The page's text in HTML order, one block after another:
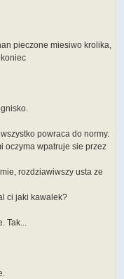
pieczone miesiwo krolika,
powraca do normy.
oczyma wpatruje sie przez
rozdziawiwszy usta ze
ci jaki kawalek?
Tak...